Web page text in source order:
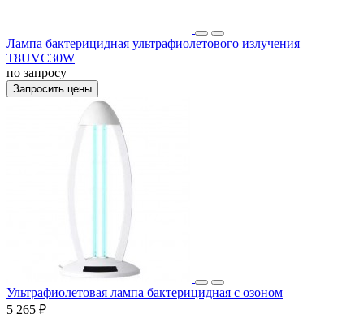
Лампа бактерицидная ультрафиолетового излучения
Т8UVC30W
по запросу
Запросить цены
Ультрафиолетовая лампа бактерицидная с озоном
5 265 ₽